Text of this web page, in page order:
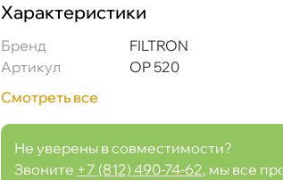
Характеристики
Бренд
FILTRON
Артикул
OP 520
Смотреть все
Не уверены в совместимости?
Звоните +7 (812) 490-74-62, мы все